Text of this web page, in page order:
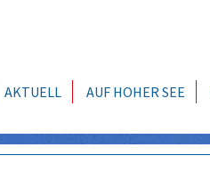
AKTUELL AUF HOHER SEE